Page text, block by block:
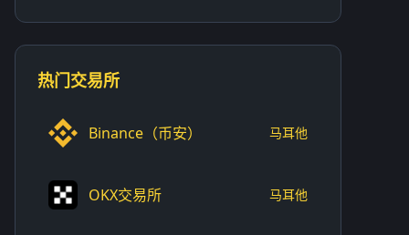
热门交易所
Binance（币安） 马耳他
OKX交易所 马耳他